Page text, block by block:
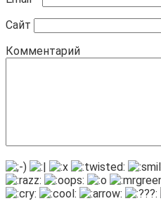
Сайт
Комментарий